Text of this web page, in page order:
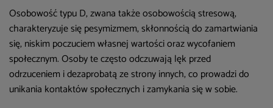
Osobowość typu D, zwana także osobowością stresową,
charakteryzuje się pesymizmem, skłonnością do zamartwiania
się, niskim poczuciem własnej wartości oraz wycofaniem
społecznym. Osoby te często odczuwają lęk przed
odrzuceniem i dezaprobatą ze strony innych, co prowadzi do
unikania kontaktów społecznych i zamykania się w sobie.